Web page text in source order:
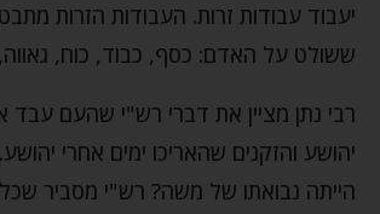
יעבוד עבודות זרות. העבודות הזרות
ששולט על האדם: כסף, כבוד, כוח, גאווה,
רבי נתן מציין את דברי רש"י שהעם עבד
יהושע והזקנים שהאריכו ימים אחרי
הייתה נבואתו של משה? רש"י מסביר